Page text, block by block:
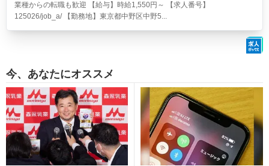
業種からの転職も歓迎 【給与】時給1,550円～ 【求人番号】
125026/job_a/ 【勤務地】東京都中野区中野5...
今、あなたにオススメ